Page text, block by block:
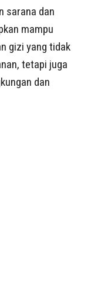
sarana dan
mampu
gizi yang tidak
tetapi juga
dan